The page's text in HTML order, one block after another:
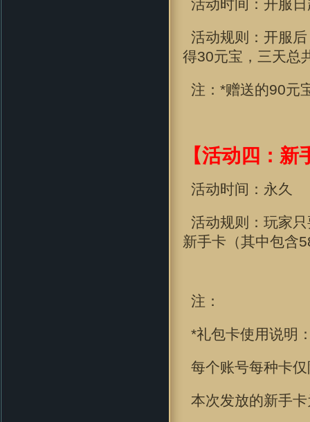
活动时间：开服
活动规则：开服
得30元宝，三天总
注：*赠送的90元
【活动四：新
活动时间： 永久
活动规则：玩家
新手卡（其中包含
注：
*礼包卡使用说明
每个账号每种卡
本次发放的新手